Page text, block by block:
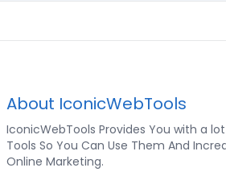
About IconicWebTools
IconicWebTools Provides You with a
Tools So You Can Use Them And
Online Marketing.